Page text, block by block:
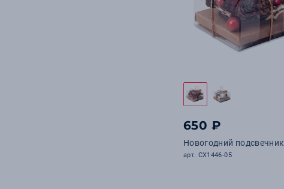
650 ₽
Новогодний подсвечник
арт. CX1446-05